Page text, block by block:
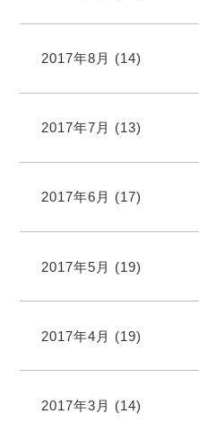
2017年8月 (14)
2017年7月 (13)
2017年6月 (17)
2017年5月 (19)
2017年4月 (19)
2017年3月 (14)